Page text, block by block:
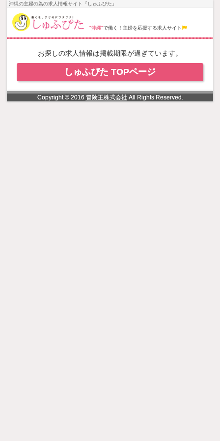
NowLoading
沖縄の主婦の為の求人情報サイト『しゅふぴた』
"沖縄"で働く！主婦を応援する求人サイト
お探しの求人情報は掲載期限が過ぎています。
しゅふぴた TOPページ
Copyright © 2016 冒険王株式会社All Rights Reserved.